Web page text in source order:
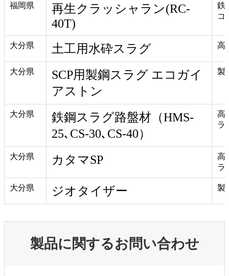
福岡県
再生クラッシャラン(RC-
40T)
鉄
コ
大分県 土工用水砕スラグ 高
大分県
SCP用製鋼スラグ エコガイ
アストン
製
大分県
鉄鋼スラグ路盤材（HMS-
25､CS-30､CS-40）
高
ラ
大分県 カタマSP
高
ラ
大分県 ジオタイザー 製
製品に関するお問い合わせ